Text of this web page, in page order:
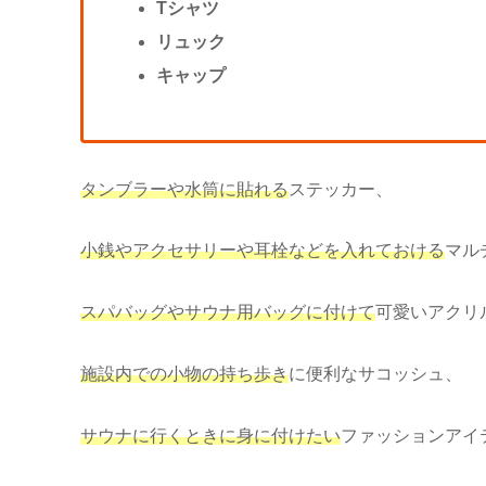
Tシャツ
リュック
キャップ
タンブラーや水筒に貼れるステッカー、
小銭やアクセサリーや耳栓などを入れておけるマル
スパバッグやサウナ用バッグに付けて可愛いアクリ
施設内での小物の持ち歩きに便利なサコッシュ、
サウナに行くときに身に付けたいファッションア